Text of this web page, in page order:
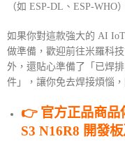
（如 ESP-DL、ESP-WHO
如果你對這款強大的 AI
做準備，歡迎前往米羅科
外，還貼心準備了「已焊
件」，讓你免去焊接煩惱
👉 官方正品商品
S3 N16R8 開發